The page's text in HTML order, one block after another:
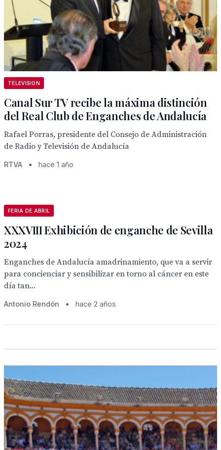
TELEVISION
Canal Sur TV recibe la máxima distinción
del Real Club de Enganches de Andalucía
Rafael Porras, presidente del Consejo de Administración
de Radio y Televisión de Andalucía
RTVA • hace 1 año
FERIA DE ABRIL
XXXVIII Exhibición de enganche de Sevilla
2024
Enganches de Andalucía amadrinamiento, que va a servir
para concienciar y sensibilizar en torno al cáncer en este
día tan...
Antonio Rendón • hace 2 años